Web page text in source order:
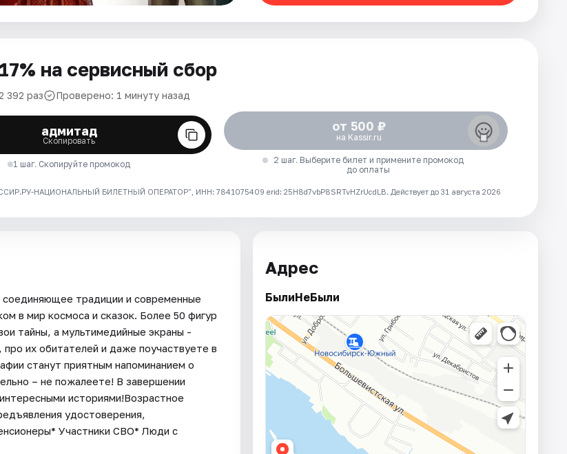
на сервисный сбор
392 раз Проверено: 1 минуту назад
адмитад
Скопировать
1 шаг. Скопируйте промокод
от 500 ₽
на Kassir.ru
2 шаг. Выберите билет и примените промокод
до оплаты
НАЦИОНАЛЬНЫЙ БИЛЕТНЫЙ ОПЕРАТОР", ИНН: 7841075409 erid: 25H8d7vbP8SRTvHZrUcdLB. Действует до 31 августа 2026
традиции и современные
в мир космоса и сказок. Более 50 фигур
тайны, а мультимедийные экраны -
их обитателей и даже поучаствуете в
станут приятным напоминанием о
– не пожалеете! В завершении
историями!Возрастное
удостоверения,
Участники СВО* Люди с
Адрес
БылиНеБыли